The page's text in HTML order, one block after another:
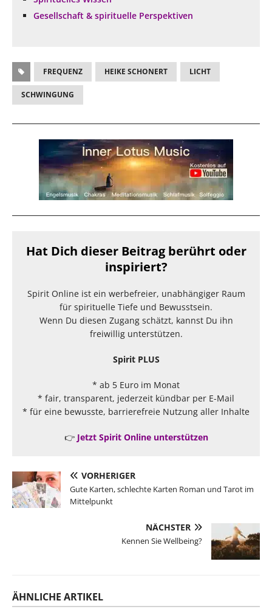
Gesellschaft & spirituelle Perspektiven
FREQUENZ HEIKE SCHONERT LICHT
SCHWINGUNG
Hat Dich dieser Beitrag berührt oder
inspiriert?
Spirit Online ist ein werbefreier, unabhängiger Raum
für spirituelle Tiefe und Bewusstsein.
Wenn Du diesen Zugang schätzt, kannst Du ihn
freiwillig unterstützen.
Spirit PLUS
* ab 5 Euro im Monat
* fair, transparent, jederzeit kündbar per E-Mail
* für eine bewusste, barrierefreie Nutzung aller Inhalte
👉 Jetzt Spirit Online unterstützen
VORHERIGER
Gute Karten, schlechte Karten Roman und Tarot im
Mittelpunkt
NÄCHSTER
Kennen Sie Wellbeing?
ÄHNLICHE ARTIKEL